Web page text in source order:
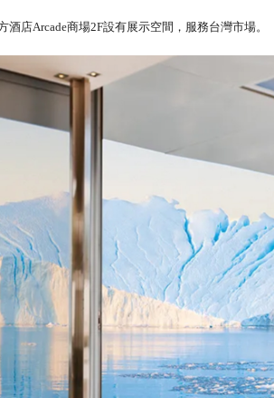
店Arcade商場2F設有展示空間，服務台灣市場。